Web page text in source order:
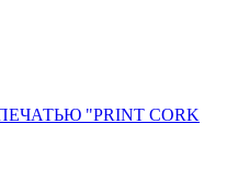
"PRINT CORK